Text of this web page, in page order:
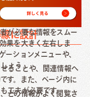
に設計
が必要な情報をスムー
果を大きく左右しま
ーションメニューや、
ょう。
ることや、関連情報へ
す。また、ページ内に
工夫が必要です。
どの情報がよく閲覧さ